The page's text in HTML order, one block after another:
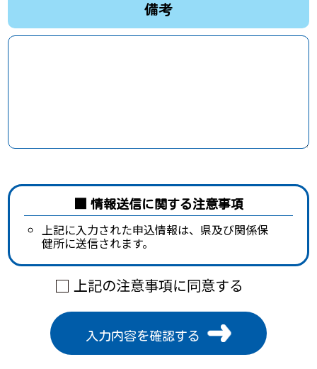
備考
情報送信に関する注意事項
上記に入力された申込情報は、県及び関係保
健所に送信されます。
上記の注意事項に同意する
入力内容を確認する